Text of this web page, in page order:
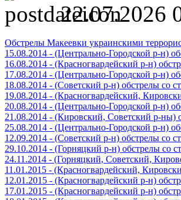
22.07.2026
Обстрелы Макеевки украинскими
15.08.2014 - (Центрально-Городской р-н)
16.08.2014 - (Красногвардейский р-н)
17.08.2014 - (Центрально-Городской р-н)
18.08.2014 - (Советский р-н) обстрелы со
19.08.2014 - (Красногвардейский,
20.08.2014 - (Центрально-Городской р-н)
21.08.2014 - (Кировский, Советский р-ны)
25.08.2014 - (Центрально-Городской р-н)
12.09.2014 - (Советский р-н) обстрелы со
29.10.2014 - (Горняцкий р-н) обстрелы со
24.11.2014 - (Горняцкий, Советский,
11.01.2015 - (Красногвардейский,
12.01.2015 - (Красногвардейский р-н)
17.01.2015 - (Красногвардейский р-н)